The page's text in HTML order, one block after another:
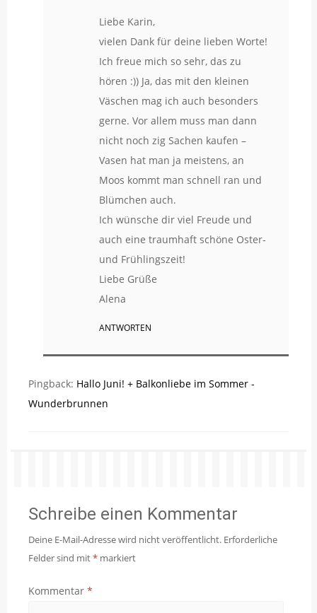
Liebe Karin,
vielen Dank für deine lieben Worte!
Ich freue mich so sehr, das zu
hören :)) Ja, das mit den kleinen
Väschen mag ich auch besonders
gerne. Vor allem muss man dann
nicht noch zig Sachen kaufen –
Vasen hat man ja meistens, an
Moos kommt man schnell ran und
Blümchen auch.
Ich wünsche dir viel Freude und
auch eine traumhaft schöne Oster-
und Frühlingszeit!
Liebe Grüße
Alena
ANTWORTEN
Pingback: Hallo Juni! + Balkonliebe im Sommer -
Wunderbrunnen
Schreibe einen Kommentar
Deine E-Mail-Adresse wird nicht veröffentlicht. Erforderliche
Felder sind mit* markiert
Kommentar *